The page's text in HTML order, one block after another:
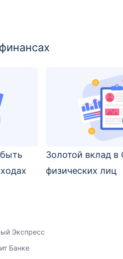
Золотой вклад в
физических лиц
Экспресс
Банке